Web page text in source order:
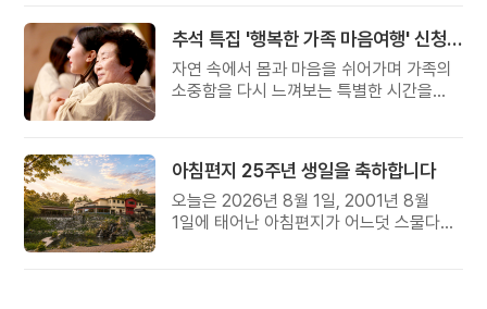
추석 특집 '행복한 가족 마음여행' 신청 안내
자연 속에서 몸과 마음을 쉬어가며 가족의
소중함을 다시 느껴보는 특별한 시간을
아침편지 25주년 생일을 축하합니다
오늘은 2026년 8월 1일, 2001년 8월
1일에 태어난 아침편지가 어느덧 스물다섯